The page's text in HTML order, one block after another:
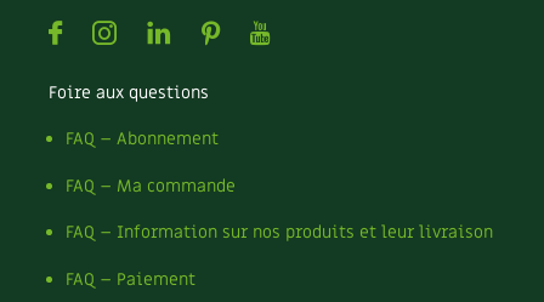
FacebookInstagramLinkedin
PinterestYoutube
Foire aux questions
FAQ – Abonnement
FAQ – Ma commande
FAQ – Information sur nos produits et leur livraison
FAQ – Paiement